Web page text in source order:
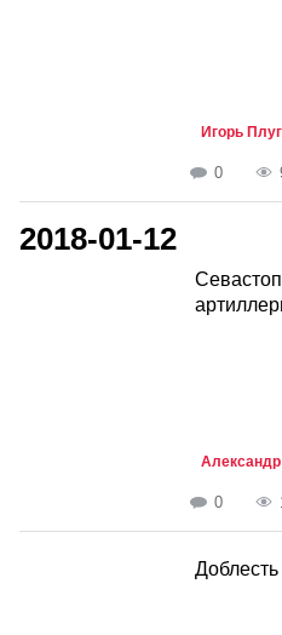
Игорь
0
2018-01-12
0